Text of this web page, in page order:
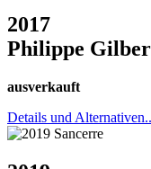
2017
Philippe
ausverkauft
Details und